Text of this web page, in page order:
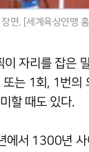
면. [세계육상연맹 홈
자리를 잡은
는 1회, 1번의
할 때도 있다.
서 1300년 사